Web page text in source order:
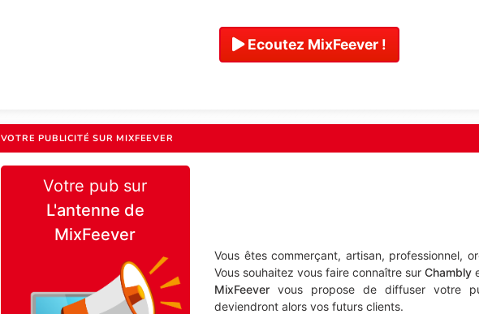
Ecoutez MixFeever !
VOTRE PUBLICITÉ SUR MIXFEEVER
Votre pub sur
L'antenne de
MixFeever
Vous êtes commerçant, artisan, professionnel,
Vous souhaitez vous faire connaître surChambly
MixFeever vous propose de diffuser votre
deviendront alors vos futurs clients.